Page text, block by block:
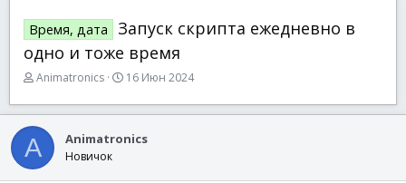
Время, дата
Запуск скрипта ежедневно в
одно и тоже время
А
т
о
р
т
е
Animatronics
Д
т
н
16 Июн 2024
A Animatronics
Новичок